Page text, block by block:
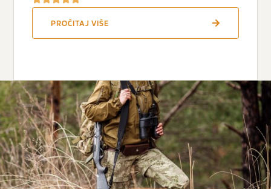
PROČITAJ VIŠE